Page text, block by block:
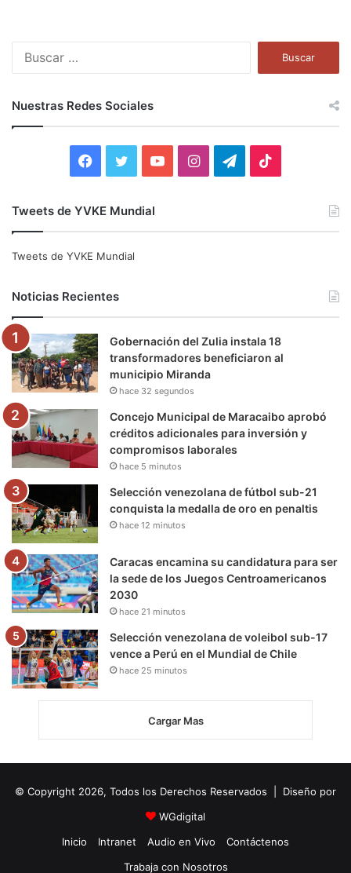
:
Nuestras Redes Sociales
e
o
o
t
e
r
b
e
I
g
r
a
m
r
a
k
Tweets de YVKE Mundial
Tweets de YVKE Mundial
Noticias Recientes
Gobernación del Zulia instala 18
transformadores beneficiaron al
municipio Miranda
hace 32 segundos
Concejo Municipal de Maracaibo aprobó
créditos adicionales para inversión y
compromisos laborales
hace 5 minutos
Selección venezolana de fútbol sub-21
conquista la medalla de oro en penaltis
hace 12 minutos
Caracas encamina su candidatura para ser
la sede de los Juegos Centroamericanos
2030
hace 21 minutos
Selección venezolana de voleibol sub-17
vence a Perú en el Mundial de Chile
hace 25 minutos
Cargar Mas
© Copyright 2026, Todos los Derechos Reservados | Diseño por
WGdigital
Inicio
Intranet Audio en Vivo
Contáctenos
Trabaja con Nosotros